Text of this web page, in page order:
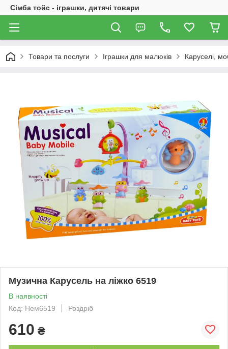
Сімба тойс - іграшки, дитячі товари
Товари та послуги Іграшки для малюків Каруселі,
Музична Карусель на ліжко 6519
В наявності
Код: Нем6519
Роздріб
610 ₴